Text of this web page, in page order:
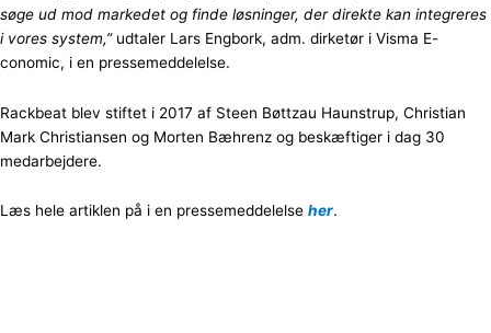
søge ud mod markedet og finde løsninger, der direkte kan integreres
i vores system,”udtaler Lars Engbork, adm. dirketør i Visma E-
conomic, i en pressemeddelelse.
Rackbeat blev stiftet i 2017 af Steen Bøttzau Haunstrup, Christian
Mark Christiansen og Morten Bæhrenz og beskæftiger i dag 30
medarbejdere.
Læs hele artiklen på i en pressemeddelelse her.